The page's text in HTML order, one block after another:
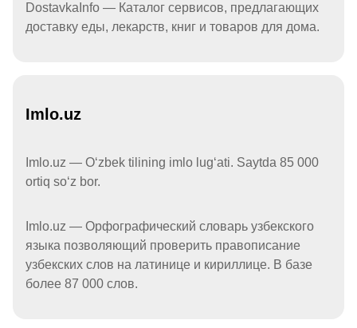
DostavkaInfo — Каталог сервисов, предлагающих
доставку еды, лекарств, книг и товаров для дома.
Imlo.uz
Imlo.uz — Oʻzbek tilining imlo lugʻati. Saytda 85 000
ortiq soʻz bor.
Imlo.uz — Орфографический словарь узбекского
языка позволяющий проверить правописание
узбекских слов на латинице и кириллице. В базе
более 87 000 слов.